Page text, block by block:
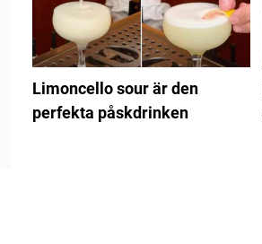
Limoncello sour är den
perfekta påskdrinken